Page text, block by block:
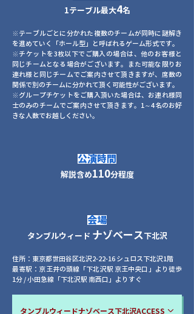
1テーブル最大4名
※テーブルごとに分かれた複数のチームが同時に謎解き
を進めていく「ホール型」と呼ばれるゲーム形式です。
※チケットを3枚以下でご購入の場合は、他のお客様と
同じチームとなる場合がございます。また可能な限りお
連れ様と同じチームでご案内させて頂きますが、席数の
関係で別のチームに分かれて頂く可能性がございます。
※グループチケットをご購入頂いた場合は、お連れ様同
士のみのチームでご案内させて頂きます。1～4名のお好
きな人数でお越しください。
公演時間
解説含め110分程度
​会場
タンブルウィード ナゾベース 下北沢
住所：東京都世田谷区北沢2-22-16 シュロス下北沢1階
最寄駅：京王井の頭線「下北沢駅 京王中央口」より徒歩
1分 / 小田急線「下北沢駅 南西口」よりすぐ
タンブルウィードナゾベース下北沢ACCESS